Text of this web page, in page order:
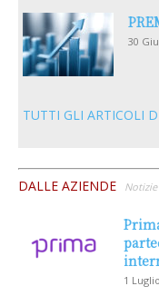
30
TUTTI GLI ARTICOLI
DALLE AZIENDE Notizie
1